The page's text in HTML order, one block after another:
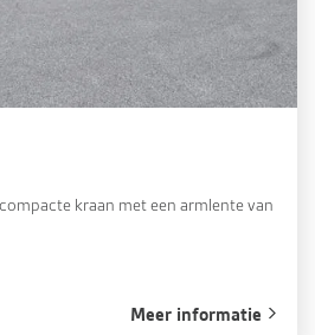
kraan met een armlente van
Meer informatie